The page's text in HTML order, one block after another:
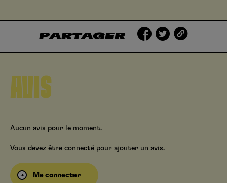
PARTAGER
AVIS
Aucun avis pour le moment.
Vous devez être connecté pour ajouter un avis.
Me connecter